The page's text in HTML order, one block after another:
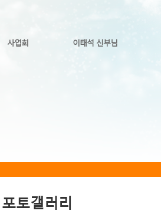
사업회 이태석 신부님
포토갤러리